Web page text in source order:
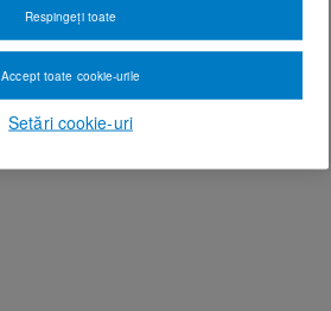
Setări cookie-uri
Respingeți toate
Accept toate cookie-urile